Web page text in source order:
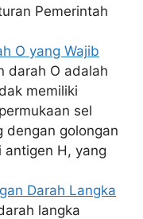
Pemerintah
O yang Wajib
darah O adalah
memiliki
sel
dengan golongan
antigen H, yang
Darah Langka
langka